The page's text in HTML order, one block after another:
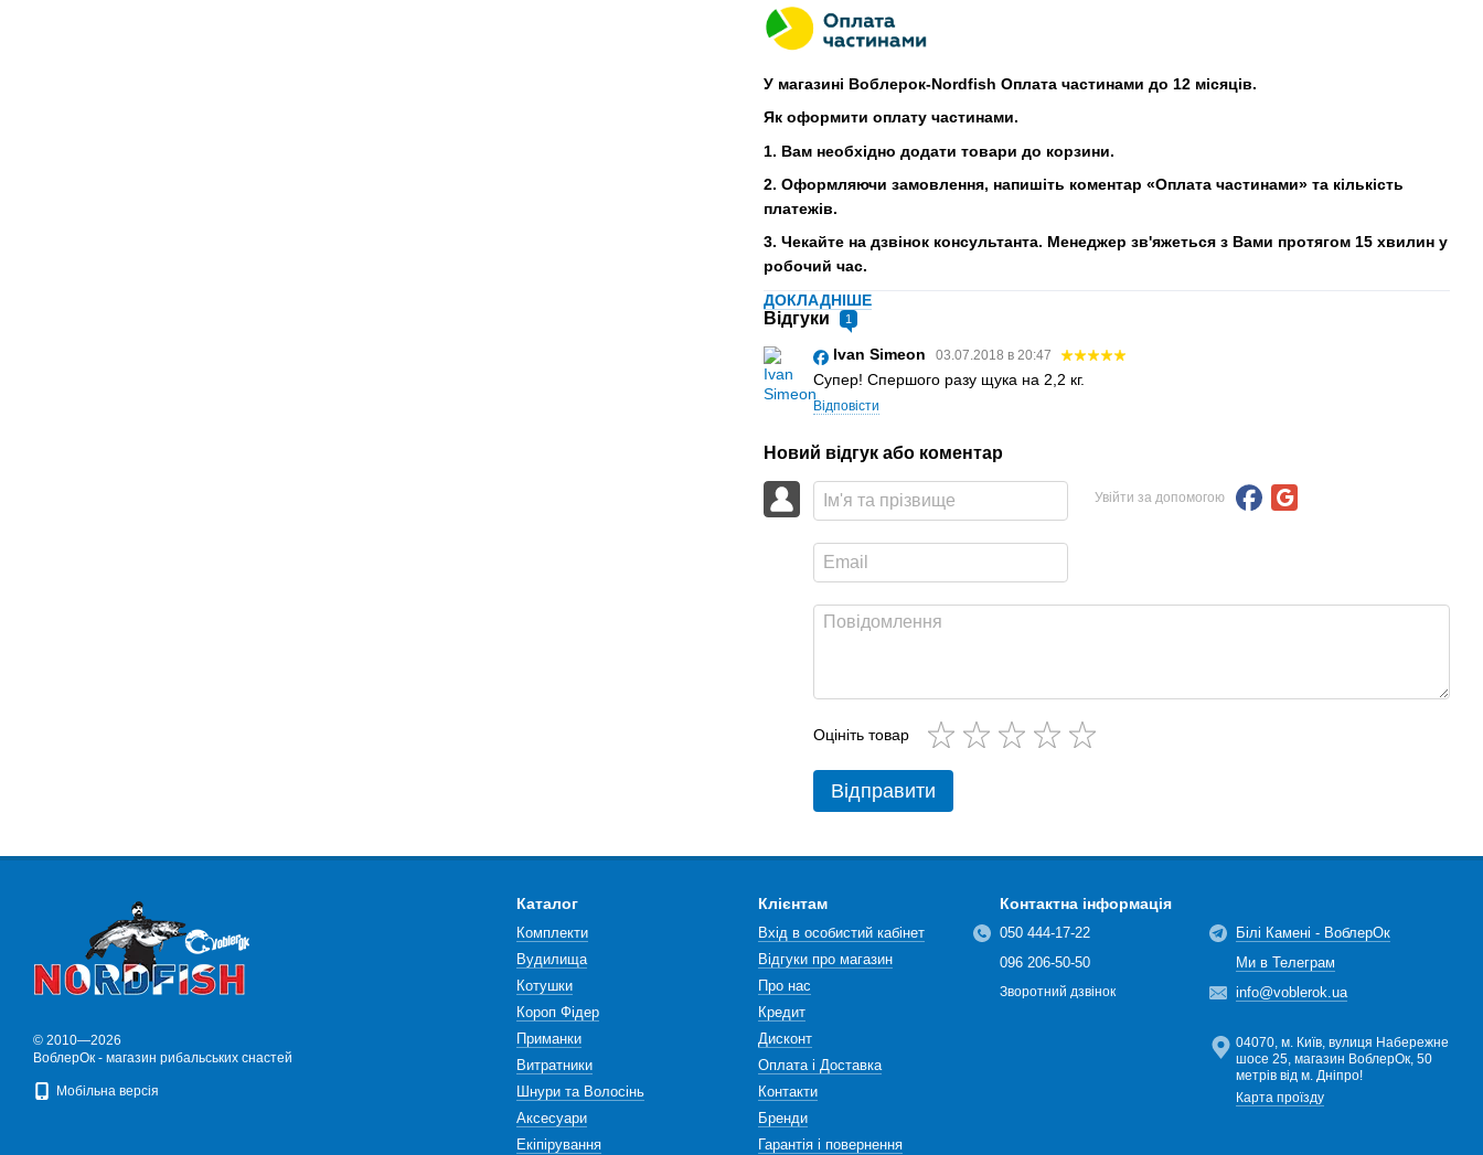
У магазині Воблерок-Nordfish Оплата частинами до 12 місяців.
Як оформити оплату частинами.
1. Вам необхідно додати товари до корзини.
2. Оформляючи замовлення, напишіть коментар «Оплата частинами» та кількість
платежів.
3. Чекайте на дзвінок консультанта. Менеджер зв'яжеться з Вами протягом 15 хвилин у
робочий час.
ДОКЛАДНІШЕ
Відгуки 1
Ivan Simeon 03.07.2018 в 20:47
Супер! Спершого разу щука на 2,2 кг.
Відповісти
Новий відгук або коментар
Увійти за допомогою
Оцініть товар
Відправити
© 2010—2026
ВоблерОк - магазин рибальських снастей
Мобільна версія
Каталог
Комплекти
Вудилища
Котушки
Короп Фідер
Приманки
Витратники
Шнури та Волосінь
Аксесуари
Екіпірування
Клієнтам
Вхід в особистий кабінет
Відгуки про магазин
Про нас
Кредит
Дисконт
Оплата і Доставка
Контакти
Бренди
Гарантія і повернення
Контактна інформація
050 444-17-22
096 206-50-50
Зворотний дзвінок
Білі Камені - ВоблерОк
Ми в Телеграм
info@voblerok.ua
04070, м. Київ, вулиця Набережне
шосе 25, магазин ВоблерОк, 50
метрів від м. Дніпро!
Карта проїзду